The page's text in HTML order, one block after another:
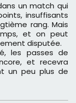
insuffisants
rang. Mais
et on peut
disputée.
les passes de
et recevra
un peu plus de